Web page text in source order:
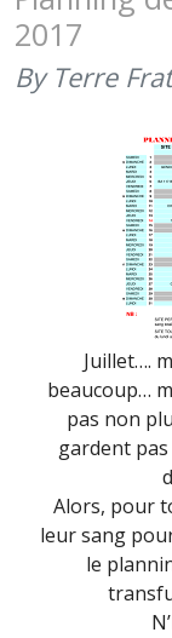
2017
By Terre
Juillet….
beaucoup…
pas non
gardent
Alors, pour
leur sang
le